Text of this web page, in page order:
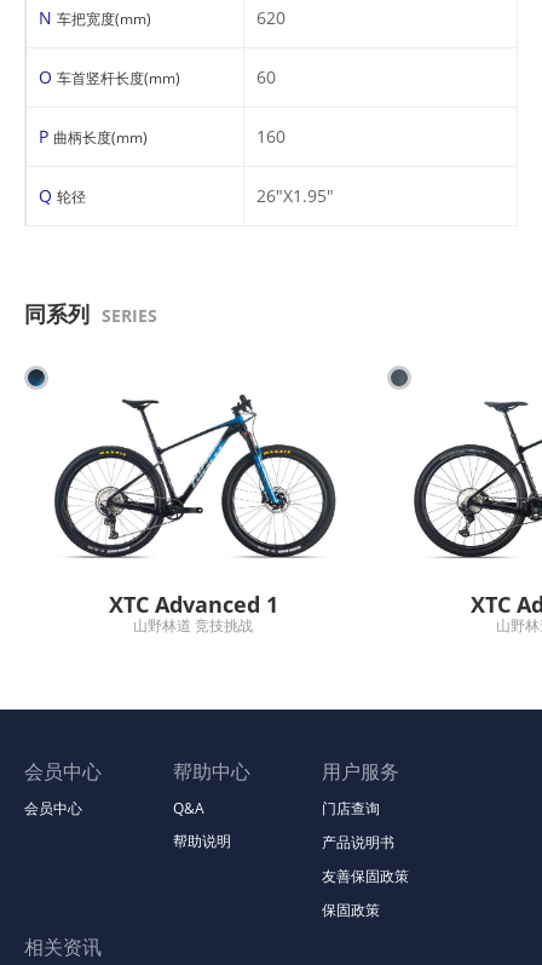
N 车把宽度(mm) 620
O 车首竖杆长度(mm) 60
P 曲柄长度(mm) 160
Q 轮径 26"X1.95"
同系列 SERIES
XTC Advanced 1
山野林道 竞技挑战
XTC
山野
会员中心
会员中心
帮助中心
Q&A
帮助说明
用户服务
门店查询
产品说明书
友善保固政策
保固政策
相关资讯